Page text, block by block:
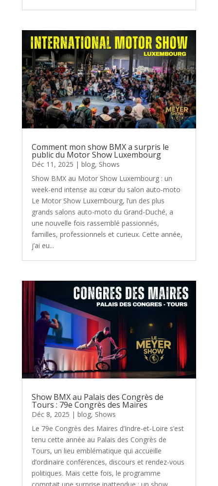
Comment mon show BMX a surpris le
public du Motor Show Luxembourg
Déc 11, 2025 | blog, Shows
Show BMX au Motor Show Luxembourg : un
week-end intense au cœur du salon auto-moto
Le Motor Show Luxembourg, l’un des plus
grands salons auto-moto du Grand-Duché, a
une nouvelle fois rassemblé passionnés,
familles, professionnels et curieux. Cette année,
j’ai eu...
Show BMX au Palais des Congrès de
Tours : 79e Congrès des Maires
Déc 8, 2025 | blog, Shows
Le 79e Congrès des Maires d’Indre-et-Loire s’est
tenu cette année au Palais des Congrès de
Tours, un lieu emblématique qui accueille
d’ordinaire conférences, discours et rendez-vous
politiques. Mais cette fois, le programme